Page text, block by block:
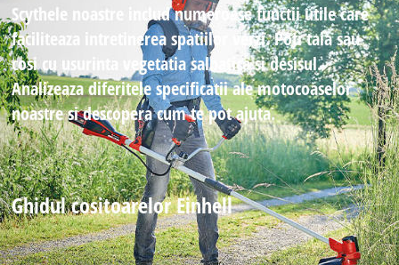
Scythele noastre includ numeroase functii utile care
faciliteaza intretinerea spatiilor verzi. Poti taia sau
cosi cu usurinta vegetatia salbatica si desisul.
Analizeaza diferitele specificatii ale motocoaselor
noastre si descopera cum te pot ajuta.
Ghidul cositoarelor Einhell